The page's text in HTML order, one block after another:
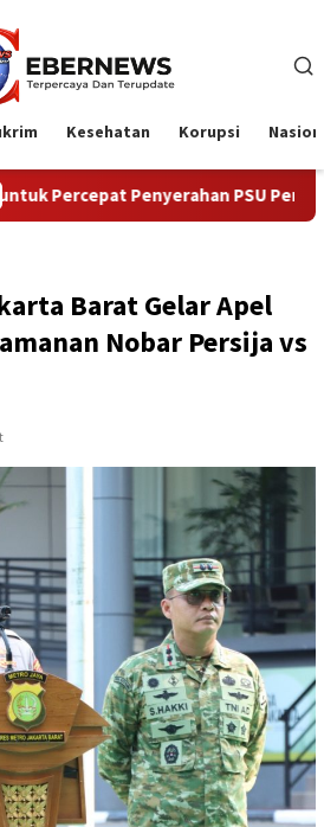
Kesehatan Korupsi
PSU Perumahan kepada
Barat Gelar Apel
Nobar Persija vs